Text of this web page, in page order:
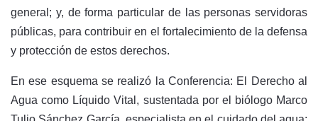
general; y, de forma particular de las personas servidoras
públicas, para contribuir en el fortalecimiento de la defensa
y protección de estos derechos.
En ese esquema se realizó la Conferencia: El Derecho al
Agua como Líquido Vital, sustentada por el biólogo Marco